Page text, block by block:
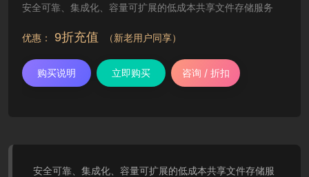
安全可靠、集成化、容量可扩展的低成本共享文件存储服务
优惠： 9折充值 （新老用户同享）
购买说明 立即购买 咨询 / 折扣
安全可靠、集成化、容量可扩展的低成本共享文件存储服